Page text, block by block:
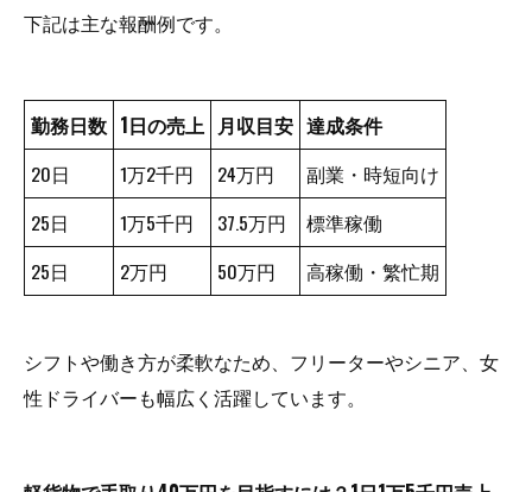
下記は主な報酬例です。
勤務日数 1日の売上 月収目安 達成条件
20日
1万2千円 24万円
副業・時短向け
25日
1万5千円 37.5万円
標準稼働
25日
2万円 50万円 高稼働・繁忙期
シフトや働き方が柔軟なため、フリーターやシニア、女
性ドライバーも幅広く活躍しています。